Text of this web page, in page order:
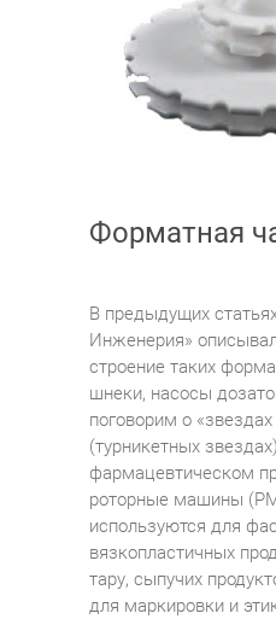
Форматная
В предыдущих
Инженерия»
строение таких
шнеки, насосы
поговорим о
(турникетных
фармацевтическом
роторные машины
используются для
вязкопластичных
тару, сыпучих
для маркировки и